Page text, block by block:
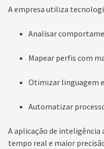
A empresa utiliza
Analisar
Mapear perfis com
Otimizar linguagem
Automatizar
A aplicação de
tempo real e maior